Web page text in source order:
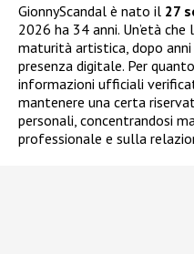
GionnyScandal è nato il 27
2026 ha 34 anni. Un’età
maturità artistica, dopo
presenza digitale. Per
informazioni ufficiali
mantenere una certa
personali, concentrandosi
professionale e sulla